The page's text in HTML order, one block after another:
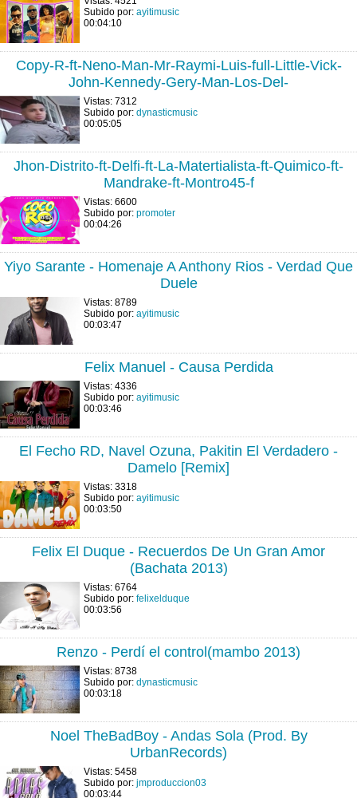
Subido por: ayitimusic
00:04:10
Copy-R-ft-Neno-Man-Mr-Raymi-Luis-full-Little-Vick-
John-Kennedy-Gery-Man-Los-Del-
Vistas: 7312
Subido por: dynasticmusic
00:05:05
Jhon-Distrito-ft-Delfi-ft-La-Matertialista-ft-Quimico-ft-
Mandrake-ft-Montro45-f
Vistas: 6600
Subido por: promoter
00:04:26
Yiyo Sarante - Homenaje A Anthony Rios - Verdad Que
Duele
Vistas: 8789
Subido por: ayitimusic
00:03:47
Felix Manuel - Causa Perdida
Vistas: 4336
Subido por: ayitimusic
00:03:46
El Fecho RD, Navel Ozuna, Pakitin El Verdadero -
Damelo [Remix]
Vistas: 3318
Subido por: ayitimusic
00:03:50
Felix El Duque - Recuerdos De Un Gran Amor
(Bachata 2013)
Vistas: 6764
Subido por: felixelduque
00:03:56
Renzo - Perdí el control(mambo 2013)
Vistas: 8738
Subido por: dynasticmusic
00:03:18
Noel TheBadBoy - Andas Sola (Prod. By
UrbanRecords)
Vistas: 5458
Subido por: jmproduccion03
00:03:44